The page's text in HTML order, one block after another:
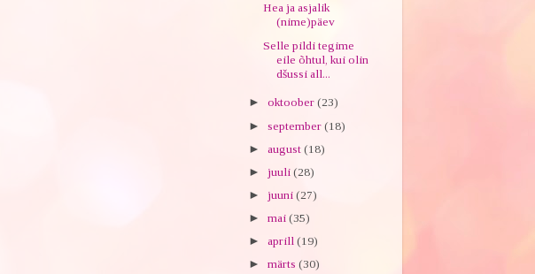
Hea ja asjalik
(nime)päev
Selle pildi tegime
eile õhtul, kui olin
dšussi all...
► oktoober (23)
► september (18)
► august (18)
► juuli (28)
► juuni (27)
► mai (35)
► aprill (19)
► märts (30)